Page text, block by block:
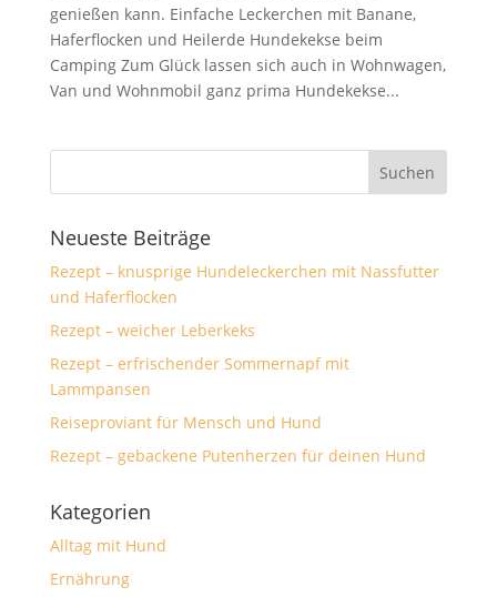
genießen kann. Einfache Leckerchen mit Banane,
Haferflocken und Heilerde Hundekekse beim
Camping Zum Glück lassen sich auch in Wohnwagen,
Van und Wohnmobil ganz prima Hundekekse...
Neueste Beiträge
Rezept – knusprige Hundeleckerchen mit Nassfutter
und Haferflocken
Rezept – weicher Leberkeks
Rezept – erfrischender Sommernapf mit
Lammpansen
Reiseproviant für Mensch und Hund
Rezept – gebackene Putenherzen für deinen Hund
Kategorien
Alltag mit Hund
Ernährung